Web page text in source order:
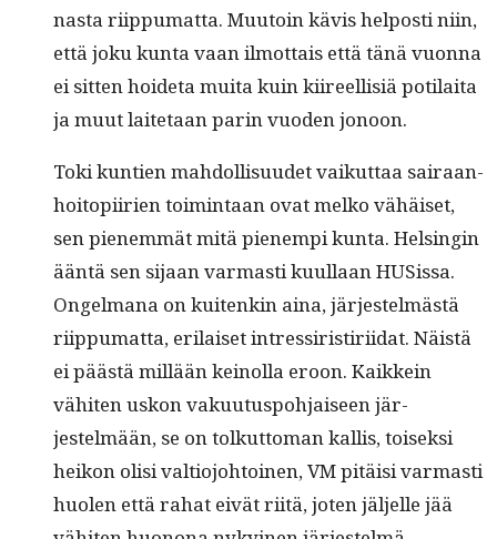
nas­ta riip­pumat­ta. Muu­toin kävis hel­posti niin,
että joku kun­ta vaan ilmot­tais että tänä vuon­na
ei sit­ten hoide­ta mui­ta kuin kiireel­lisiä poti­lai­ta
ja muut laite­taan parin vuo­den jonoon.
Toki kun­tien mah­dol­lisu­udet vaikut­taa sairaan­
hoitopi­irien toim­intaan ovat melko vähäiset,
sen pienem­mät mitä pienem­pi kun­ta. Helsin­gin
ään­tä sen sijaan var­masti kuul­laan HUSis­sa.
Ongel­mana on kuitenkin aina, jär­jestelmästä
riip­pumat­ta, eri­laiset intres­siri­s­tiri­idat. Näistä
ei päästä mil­lään keinol­la eroon. Kaikkein
vähiten uskon vaku­u­tus­po­h­jaiseen jär­
jestelmään, se on tolkut­toman kallis, toisek­si
heikon olisi val­tio­jo­htoinen, VM pitäisi var­masti
huolen että rahat eivät riitä, joten jäl­jelle jää